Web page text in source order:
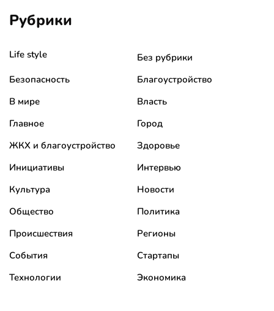
Рубрики
Life style
Без рубрики
Безопасность
Благоустройство
В мире
Власть
Главное
Город
ЖКХ и благоустройство
Здоровье
Инициативы
Интервью
Культура
Новости
Общество
Политика
Происшествия
Регионы
События
Стартапы
Технологии
Экономика